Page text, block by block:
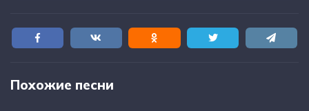
Похожие песни